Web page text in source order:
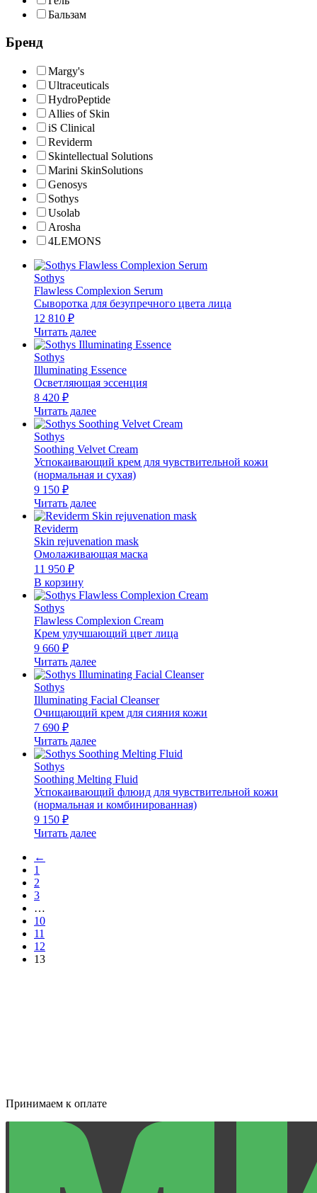
Бальзам
Бренд
Margy's
Ultraceuticals
HydroPeptide
Allies of Skin
iS Clinical
Reviderm
Skintellectual Solutions
Marini SkinSolutions
Genosys
Sothys
Usolab
Arosha
4LEMONS
Sothys
Flawless Complexion Serum
Сыворотка для безупречного цвета лица
12 810 ₽
Читать далее
Sothys
Illuminating Essence
Осветляющая эссенция
8 420 ₽
Читать далее
Sothys
Soothing Velvet Cream
Успокаивающий крем для чувствительной кожи
(нормальная и сухая)
9 150 ₽
Читать далее
Reviderm
Skin rejuvenation mask
Омолаживающая маска
11 950 ₽
В корзину
Sothys
Flawless Complexion Cream
Крем улучшающий цвет лица
9 660 ₽
Читать далее
Sothys
Illuminating Facial Cleanser
Очищающий крем для сияния кожи
7 690 ₽
Читать далее
Sothys
Soothing Melting Fluid
Успокаивающий флюид для чувствительной кожи
(нормальная и комбинированная)
9 150 ₽
Читать далее
←
1
2
3
…
10
11
12
13
Принимаем к оплате